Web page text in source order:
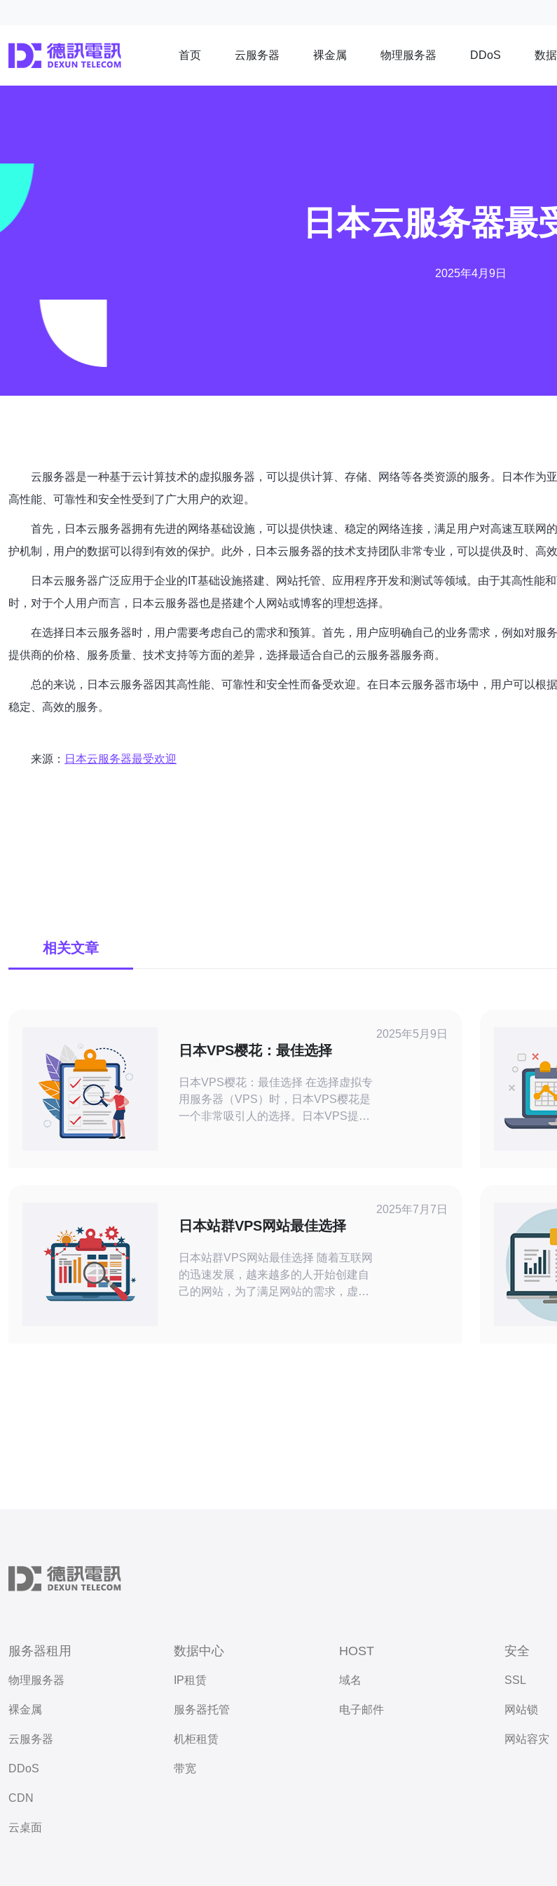
首页 云服务器 裸金属 物理服务器 DDoS 数
日本云服务器最
2025年4月9日
云服务器是一种基于云计算技术的虚拟服务器，可以提供计算、存储、网络等各类资源的服务。日本作
高性能、可靠性和安全性受到了广大用户的欢迎。
首先，日本云服务器拥有先进的网络基础设施，可以提供快速、稳定的网络连接，满足用户对高速互联
护机制，用户的数据可以得到有效的保护。此外，日本云服务器的技术支持团队非常专业，可以提供及时、高效
日本云服务器广泛应用于企业的IT基础设施搭建、网站托管、应用程序开发和测试等领域。由于其高性能
时，对于个人用户而言，日本云服务器也是搭建个人网站或博客的理想选择。
在选择日本云服务器时，用户需要考虑自己的需求和预算。首先，用户应明确自己的业务需求，例如对
提供商的价格、服务质量、技术支持等方面的差异，选择最适合自己的云服务器服务商。
总的来说，日本云服务器因其高性能、可靠性和安全性而备受欢迎。在日本云服务器市场中，用户可以根
稳定、高效的服务。
来源： 日本云服务器最受欢迎
相关文章
日本VPS樱花：最佳选择
日本VPS樱花：最佳选择 在选择虚拟专
用服务器（VPS）时，日本VPS樱花是
一个非常吸引人的选择。日本VPS提供
丽和短暂的生命。选择日本VPS樱花不
仅意味
2025年5月9日
日本站群VPS网站最佳选择
日本站群VPS网站最佳选择 随着互联网
的迅速发展，越来越多的人开始创建自
己的网站，为了满足网站的需求，虚拟
2025年7月7日
服务器租用
物理服务器
裸金属
云服务器
DDoS
CDN
云桌面
数据中心
IP租赁
服务器托管
机柜租赁
带宽
HOST
域名
电子邮件
安全
SSL
网站锁
网站容灾